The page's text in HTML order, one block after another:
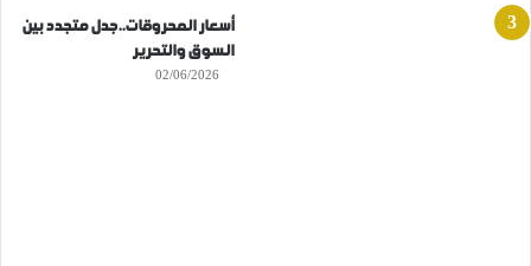
أسعار المحروقات..جدل متجدد بين
السوق والتحرير
02/06/2026